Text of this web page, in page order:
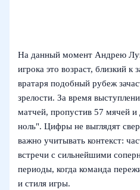
На данный момент Андрею
игрока это возраст, близкий к
вратаря подобный рубеж
зрелости. За время
матчей, пропустив 57 мячей и
ноль". Цифры не выглядят
важно учитывать контекст:
встречи с сильнейшими
периоды, когда команда
и стиля игры.